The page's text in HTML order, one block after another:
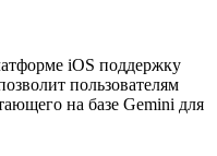
iOS поддержку
пользователям
на базе Gemini для